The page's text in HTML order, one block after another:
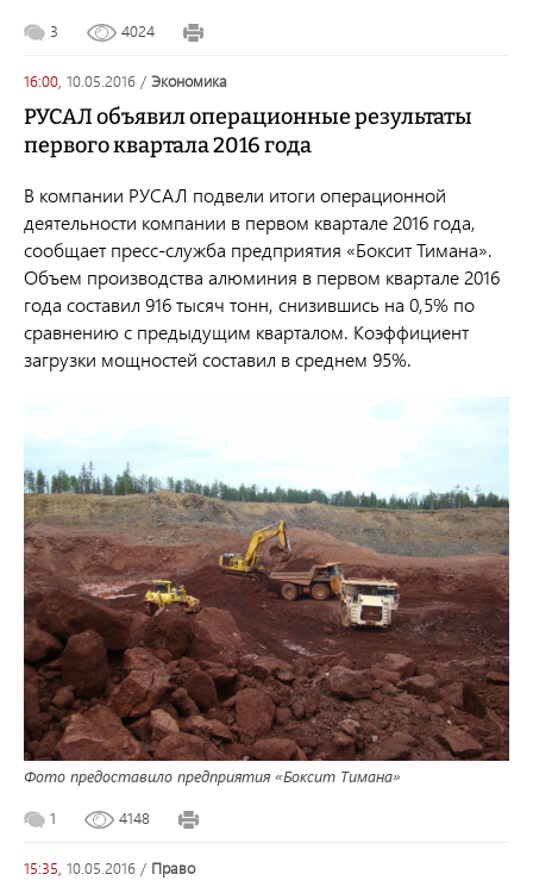
3 4024
16:00, 10.05.2016 / экономика
РУСАЛ объявил операционные результаты
первого квартала 2016 года
В компании РУСАЛ подвели итоги операционной
деятельности компании в первом квартале 2016 года,
сообщает пресс-служба предприятия «Боксит Тимана».
Объем производства алюминия в первом квартале 2016
года составил 916 тысяч тонн, снизившись на 0,5% по
сравнению с предыдущим кварталом. Коэффициент
загрузки мощностей составил в среднем 95%.
Фото предоставило предприятия «Боксит Тимана»
1 4148
15:35, 10.05.2016 / право